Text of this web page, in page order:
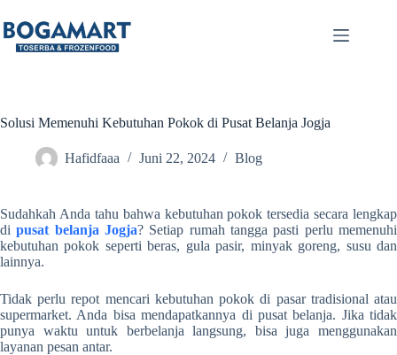
Solusi Memenuhi Kebutuhan Pokok di Pusat Belanja Jogja
Hafidfaaa Juni 22, 2024 Blog
Sudahkah Anda tahu bahwa kebutuhan pokok tersedia secara lengkap
dipusat belanja Jogja? Setiap rumah tangga pasti perlu memenuhi
kebutuhan pokok seperti beras, gula pasir, minyak goreng, susu dan
lainnya.
Tidak perlu repot mencari kebutuhan pokok di pasar tradisional atau
supermarket. Anda bisa mendapatkannya di pusat belanja. Jika tidak
punya waktu untuk berbelanja langsung, bisa juga menggunakan
layanan pesan antar.